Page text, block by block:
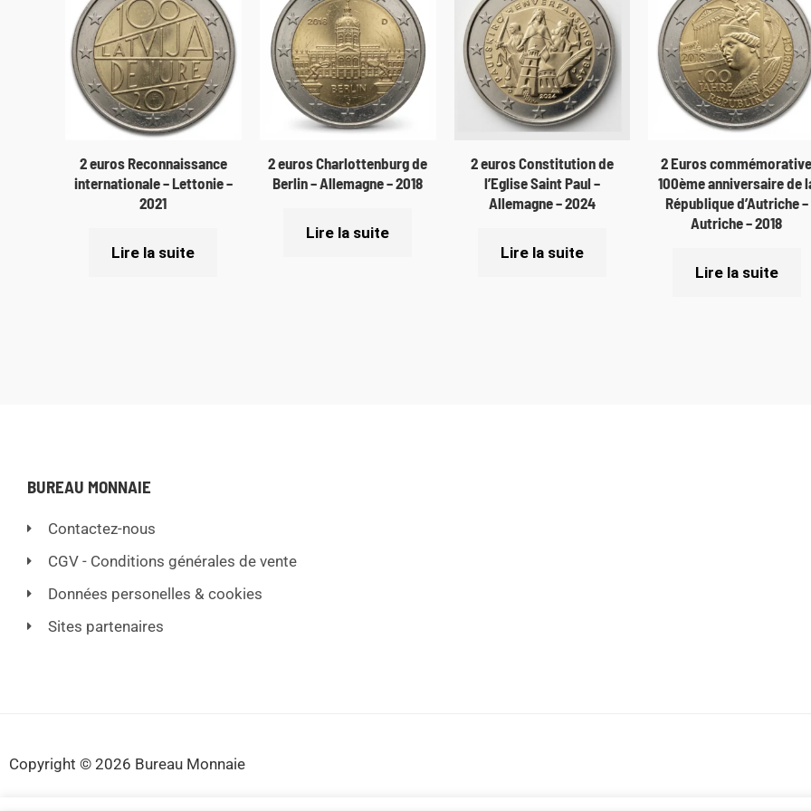
2 euros Reconnaissance
internationale – Lettonie –
2021
Lire la suite
2 euros Charlottenburg de
Berlin – Allemagne – 2018
Lire la suite
2 euros Constitution de
l’Eglise Saint Paul –
Allemagne – 2024
Lire la suite
2 Euros
100ème anniversaire de
République d’Autriche –
Autriche – 2018
Lire la suite
BUREAU MONNAIE
Contactez-nous
CGV - Conditions générales de vente
Données personelles & cookies
Sites partenaires
Copyright © 2026 Bureau Monnaie